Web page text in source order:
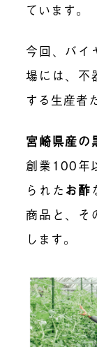
ています。
今回、バイ
場には、不
する生産者
宮崎県産の
創業100年
られたお酢
商品と、そ
します。